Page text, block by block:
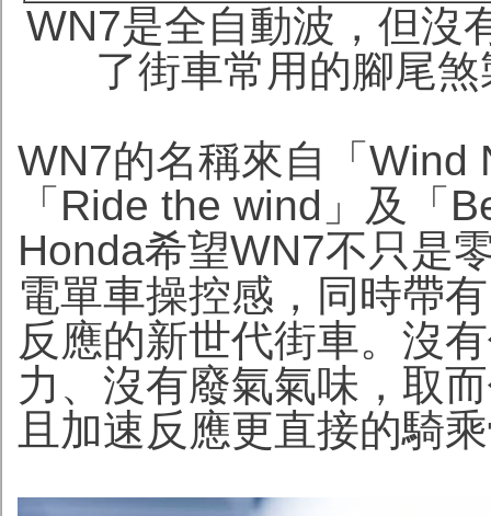
WN7是全自動波，但沒
了街車常用的腳尾
WN7的名稱來自「Wind
「Ride the wind」及「
Honda希望WN7不只是
電單車操控感，同時帶
反應的新世代街車。沒
力、沒有廢氣氣味，取
且加速反應更直接的騎